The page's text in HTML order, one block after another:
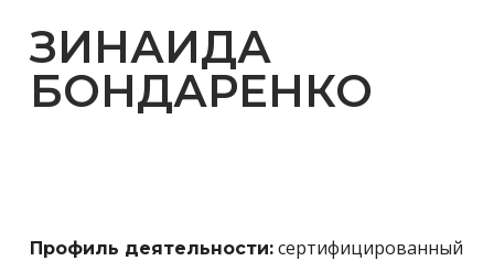
ЗИНАИДА
БОНДАРЕНКО
Профиль деятельности: сертифицированный